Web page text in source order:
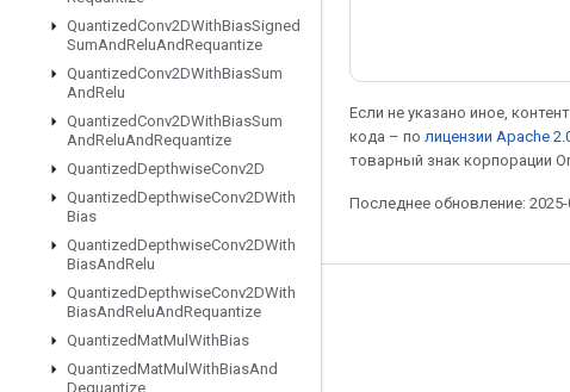
QuantizedConv2DWithBiasSigned
SumAndReluAndRequantize
QuantizedConv2DWithBiasSum
AndRelu
QuantizedConv2DWithBiasSum
AndReluAndRequantize
QuantizedDepthwiseConv2D
QuantizedDepthwiseConv2DWith
Bias
QuantizedDepthwiseConv2DWith
BiasAndRelu
QuantizedDepthwiseConv2DWith
BiasAndReluAndRequantize
QuantizedMatMul WithBias
QuantizedMatMul WithBiasAnd
Dequantize
Если не указано иное,
кода – по лицензии Apache
товарный знак корпорации
Последнее обновление: 2025-
Мы в социальных сетях
Блог
Форум